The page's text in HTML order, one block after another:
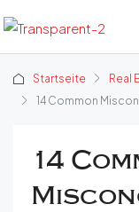
Startseite
Real
14 Common
14